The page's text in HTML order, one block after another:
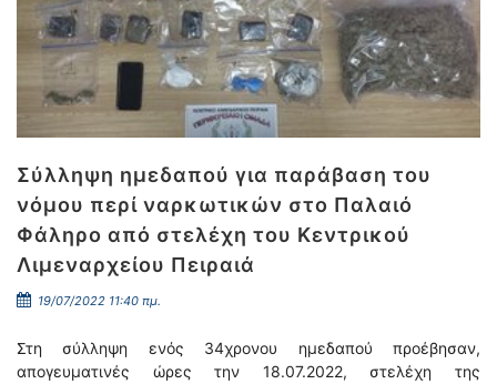
Σύλληψη ημεδαπού για παράβαση του
νόμου περί ναρκωτικών στο Παλαιό
Φάληρο από στελέχη του Κεντρικού
Λιμεναρχείου Πειραιά
19/07/2022 11:40 πμ.
Στη σύλληψη ενός 34χρονου ημεδαπού προέβησαν,
απογευματινές ώρες την 18.07.2022, στελέχη της